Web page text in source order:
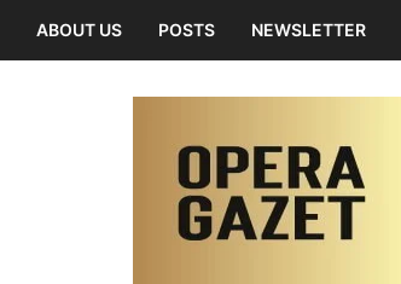
ABOUT US POSTS NEWSLETTER